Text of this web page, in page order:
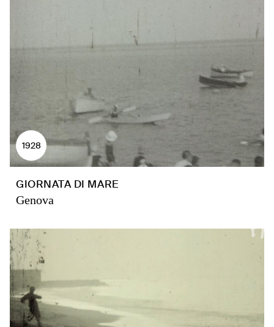
1928
GIORNATA DI MARE
Genova